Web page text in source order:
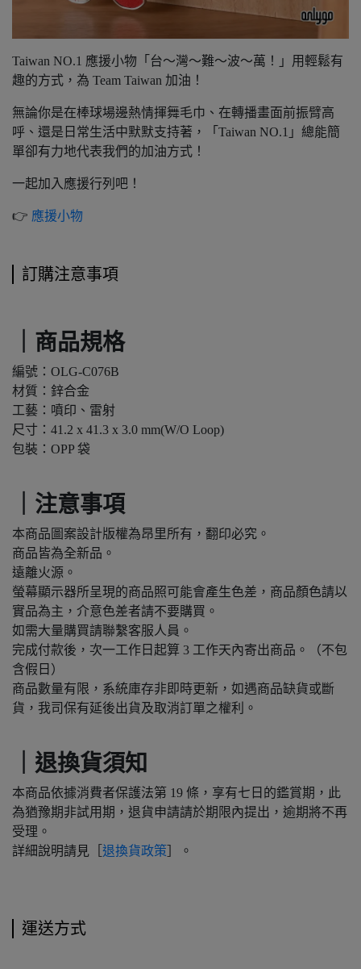
Taiwan NO.1 應援小物「台～灣～難～波～萬！」用輕鬆有
趣的方式，為 Team Taiwan 加油！
無論你是在棒球場邊熱情揮舞毛巾、在轉播畫面前振臂高
呼、還是日常生活中默默支持著，「Taiwan NO.1」總能簡
單卻有力地代表我們的加油方式！
一起加入應援行列吧！
👉 應援小物
訂購注意事項
｜商品規格
編號：OLG-C076B
材質：鋅合金
工藝：噴印、雷射
尺寸：41.2 x 41.3 x 3.0 mm(W/O Loop)
包裝：OPP 袋
｜注意事項
本商品圖案設計版權為昂里所有，翻印必究。
商品皆為全新品。
遠離火源。
螢幕顯示器所呈現的商品照可能會產生色差，商品顏色請以
實品為主，介意色差者請不要購買。
如需大量購買請聯繫客服人員。
完成付款後，次一工作日起算 3 工作天內寄出商品。（不包
含假日）
商品數量有限，系統庫存非即時更新，如遇商品缺貨或斷
貨，我司保有延後出貨及取消訂單之權利。
｜退換貨須知
本商品依據消費者保護法第 19 條，享有七日的鑑賞期，此
為猶豫期非試用期，退貨申請請於期限內提出，逾期將不再
受理。
詳細說明請見［ 退換貨政策 ］。
運送方式